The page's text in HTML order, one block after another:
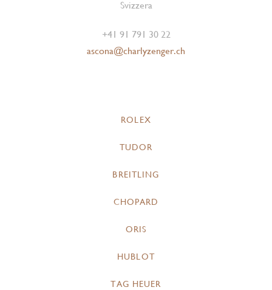
Svizzera
+41 91 791 30 22
ascona@charlyzenger.ch
ROLEX
TUDOR
BREITLING
CHOPARD
ORIS
HUBLOT
TAG HEUER